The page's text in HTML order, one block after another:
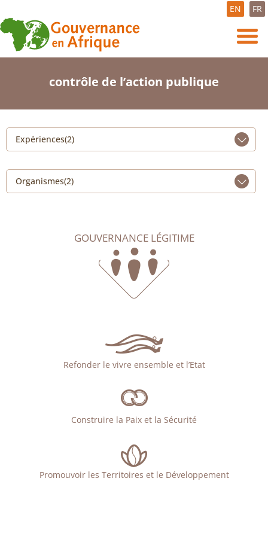
EN FR
contrôle de l’action publique
Expériences(2)
Organismes(2)
GOUVERNANCE LÉGITIME
Refonder le vivre ensemble et l’Etat
Construire la Paix et la Sécurité
Promouvoir les Territoires et le Développement